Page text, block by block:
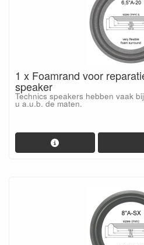
1 x Foamrand voor
speaker
Technics speakers hebben vaak
u a.u.b. de maten.